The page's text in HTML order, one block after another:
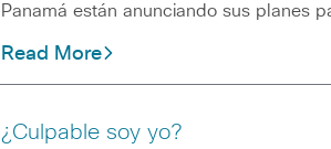
Panamá están anunciando sus planes
Read More
¿Culpable soy yo?